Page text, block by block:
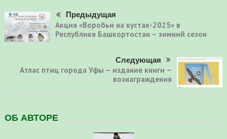
Предыдущая
Акция «Воробьи на кустах-2025» в
Республике Башкортостан – зимний сезон
Следующая
Атлас птиц города Уфы – издание книги –
вознаграждения
ОБ АВТОРЕ